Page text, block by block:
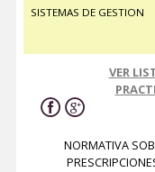
SISTEMAS DE GESTION
VER
NORMATIVA